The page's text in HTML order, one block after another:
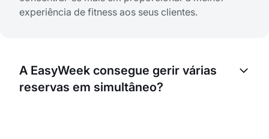
experiência de fitness aos seus clientes.
A EasyWeek consegue gerir várias
reservas em simultâneo?